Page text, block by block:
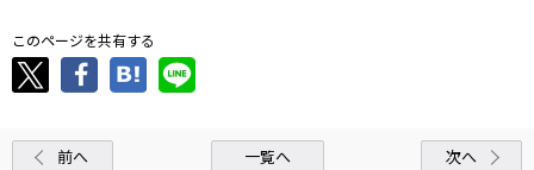
このページを共有する
前へ 一覧へ 次へ